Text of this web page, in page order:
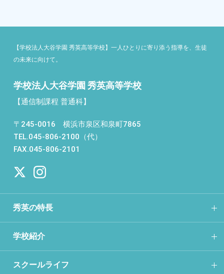
【学校法人大谷学園 秀英高等学校】一人ひとりに寄り添う指導を、生徒
の未来に向けて。
学校法人大谷学園 秀英高等学校
【通信制課程 普通科】
〒245-0016 横浜市泉区和泉町7865
TEL.045-806-2100（代）
FAX.045-806-2101
秀英の特長
学校紹介
スクールライフ